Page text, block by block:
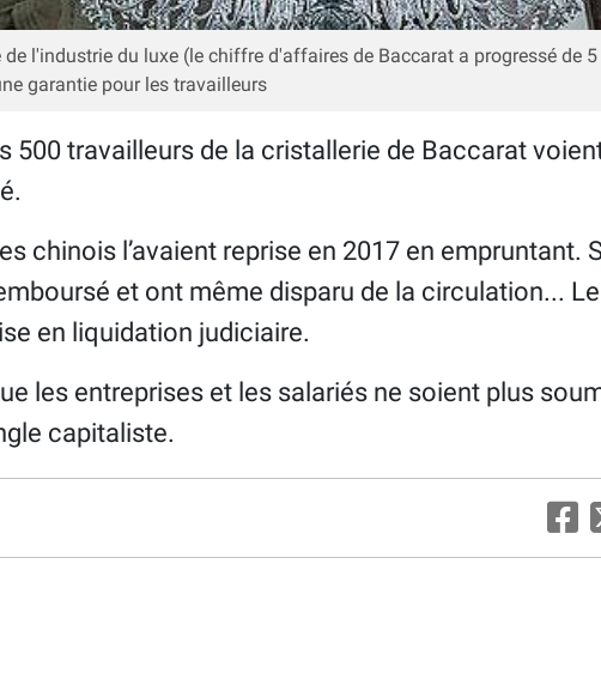
de l'industrie du luxe (le chiffre d'affaires de Baccarat a progressé de 5
garantie pour les travailleurs
500 travailleurs de la cristallerie de Baccarat
chinois l’avaient reprise en 2017 en empruntant.
et ont même disparu de la circulation...
en liquidation judiciaire.
les entreprises et les salariés ne soient plus
capitaliste.